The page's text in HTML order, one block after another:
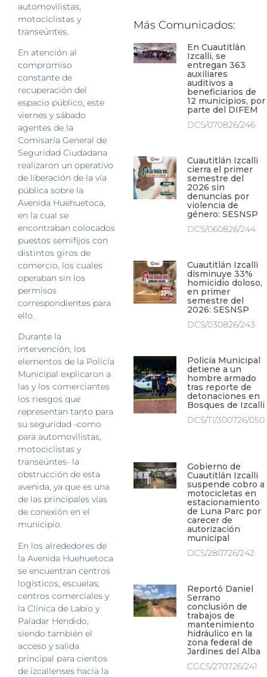
automovilistas,
motociclistas y
transeúntes.
En atención al
compromiso
constante de
recuperación del
espacio público, este
viernes y sábado
agentes de la
Comisaría General de
Seguridad Ciudadana
realizaron un operativo
de liberación de la vía
pública sobre la
Avenida Huehuetoca,
en la cual se
encontraban colocados
puestos semifijos con
distintos giros de
comercio, los cuales
operaban sin los
permisos
correspondientes para
ello.
Durante la
intervención, los
elementos de la Policía
Municipal explicaron a
las y los comerciantes
los riesgos que
representan tanto para
su seguridad -como
para automovilistas,
motociclistas y
transeúntes- la
obstrucción de esta
avenida, ya que es una
de las principales vías
de conexión en el
municipio.
En los alrededores de
la Avenida Huehuetoca
se encuentran centros
logísticos, escuelas,
centros comerciales y
la Clínica de Labio y
Paladar Hendido,
siendo también el
acceso y salida
principal para cientos
de izcallenses hacia la
Más Comunicados:
En Cuautitlán
Izcalli, se
entregan 363
auxiliares
auditivos a
beneficiarios de
12 municipios, por
parte del DIFEM
DCS/070826/246
Cuautitlán Izcalli
cierra el primer
semestre del
2026 sin
denuncias por
violencia de
género: SESNSP
DCS/060826/244
Cuautitlán Izcalli
disminuye 33%
homicidio doloso,
en primer
semestre del
2026: SESNSP
DCS/030826/243
Policía Municipal
detiene a un
hombre armado
tras reporte de
detonaciones en
Bosques de Izcalli
DCS/TI/300726/050
Gobierno de
Cuautitlán Izcalli
suspende cobro a
motocicletas en
estacionamiento
de Luna Parc por
carecer de
autorización
municipal
DCS/280726/242
Reportó Daniel
Serrano
conclusión de
trabajos de
mantenimiento
hidráulico en la
zona federal de
Jardines del Alba
CGCS/270726/241